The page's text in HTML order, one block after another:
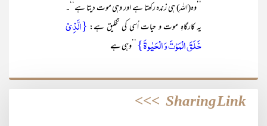
’’وہ(اللہ) ہی زندہ رکھتا ہے اور وہی موت دیتا ہے‘‘۔
یہ کارگاہِ موت و حیات اُسی کی تخلیق ہے: {الَّذِیۡ
خَلَقَ الۡمَوۡتَ وَ الۡحَیٰوۃَ} ’’وہی ہے
Sharing Link
>>>